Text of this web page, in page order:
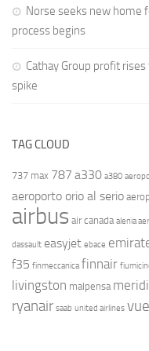
Norse seeks new home
process begins
Cathay Group profit
spike
TAG CLOUD
737 max 787 a330 a380
aeroporto orio al serio
airbus air canada alenia
dassault easyjet ebace
f35 finmeccanica finnair
livingston malpensa
ryanair saab united airlines